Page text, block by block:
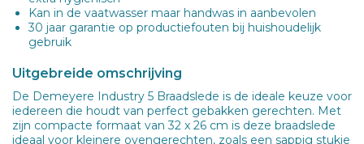
Kan in de vaatwasser maar handwas in aanbevolen
30 jaar garantie op productiefouten bij huishoudelijk
gebruik
Uitgebreide omschrijving
De Demeyere Industry 5 Braadslede is de ideale keuze voor
iedereen die houdt van perfect gebakken gerechten. Met
zijn compacte formaat van 32 x 26 cm is deze braadslede
ideaal voor kleinere ovengerechten, zoals een sappig stukje